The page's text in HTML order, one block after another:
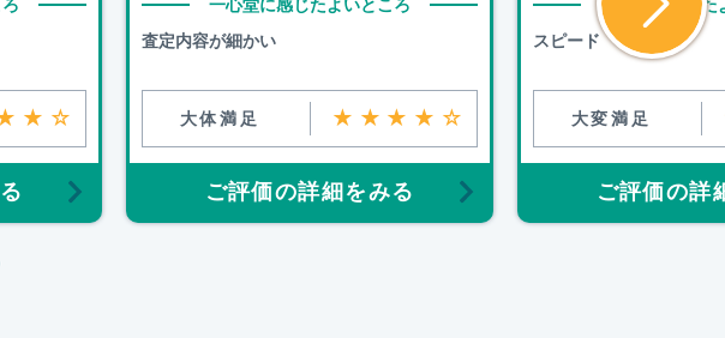
一心堂に感じたよいところ
査定内容が細かい
大体満足 ★★★★☆
ご評価の詳細をみる
一心堂に感じた
スピード
大変満足
ご評価の詳